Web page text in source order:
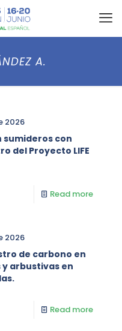
A.
2026
sumideros con
del Proyecto LIFE
Read more
2026
de carbono en
arbustivas en
Read more